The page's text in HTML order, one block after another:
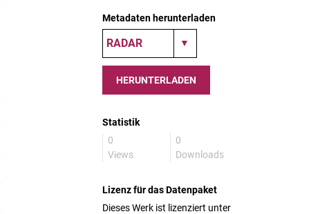
Metadaten herunterladen
HERUNTERLADEN
Statistik
0
Views
0
Downloads
Lizenz für das Datenpaket
Dieses Werk ist lizenziert unter